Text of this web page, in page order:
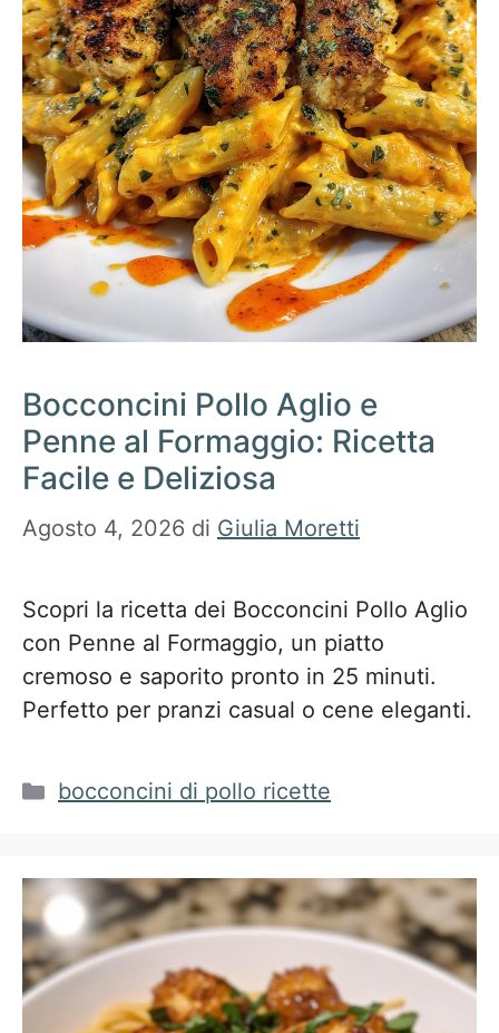
Bocconcini Pollo Aglio e
Penne al Formaggio: Ricetta
Facile e Deliziosa
Agosto 4, 2026 di Giulia Moretti
Scopri la ricetta dei Bocconcini Pollo Aglio
con Penne al Formaggio, un piatto
cremoso e saporito pronto in 25 minuti.
Perfetto per pranzi casual o cene eleganti.
Categorie
bocconcini di pollo ricette